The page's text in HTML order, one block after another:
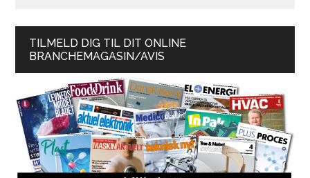
TILMELD DIG TIL DIT ONLINE
BRANCHEMAGASIN/AVIS